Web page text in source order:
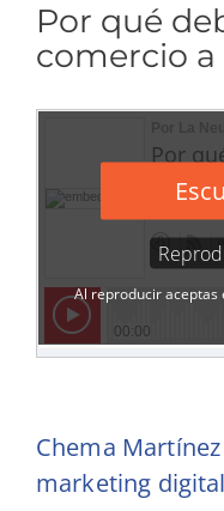
Por qué
comercio
Chema
marketing digital